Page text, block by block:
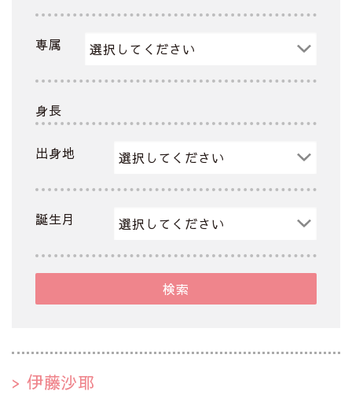
専属
身長
出身地
誕生月
検索
伊藤沙耶